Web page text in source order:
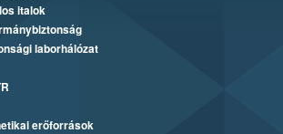
italok
laborhálózat
erőforrások